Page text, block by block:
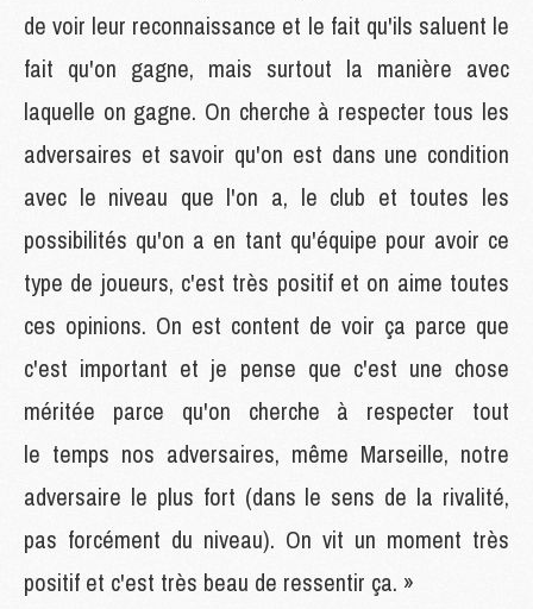
de voir leur reconnaissance et le fait qu'ils saluent le
fait qu'on gagne, mais surtout la manière avec
laquelle on gagne. On cherche à respecter tous les
adversaires et savoir qu'on est dans une condition
avec le niveau que l'on a, le club et toutes les
possibilités qu'on a en tant qu'équipe pour avoir ce
type de joueurs, c'est très positif et on aime toutes
ces opinions. On est content de voir ça parce que
c'est important et je pense que c'est une chose
méritée parce qu'on cherche à respecter tout
le temps nos adversaires, même Marseille, notre
adversaire le plus fort (dans le sens de la rivalité,
pas forcément du niveau). On vit un moment très
positif et c'est très beau de ressentir ça. »